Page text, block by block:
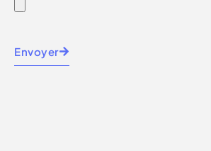
Envoyer